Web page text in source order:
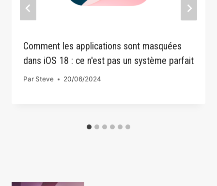
Comment les applications sont masquées
dans iOS 18 : ce n'est pas un système parfait
Par Steve 20/06/2024